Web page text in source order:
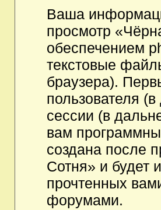
Ваша
просмотр
обеспечением
текстовые
браузера).
пользователя
сессии (в
вам
создана после
Сотня» и будет
прочтенных
форумами.